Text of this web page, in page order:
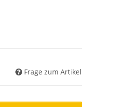
Frage zum Artikel